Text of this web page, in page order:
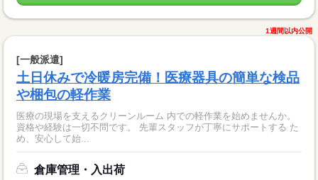
1週間以内公開
[一般派遣]
土日休みで冷暖房完備！医療器具の簡単な検品
や梱包の軽作業
医療の現場を支えるクリーンルーム 内での軽作業を始めませんか。
資格や経験は一切不問です。 先輩スタッフが丁寧にサポートする た
め、安心して始...
倉庫管理・入出荷